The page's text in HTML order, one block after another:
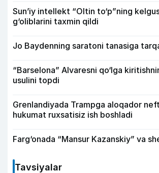
Sun’iy intellekt “Oltin to‘p”ning
g‘oliblarini taxmin qildi
Jo Baydenning saratoni tanasiga
“Barselona” Alvaresni qo‘lga
usulini topdi
Grenlandiyada Trampga aloqador
hukumat ruxsatisiz ish boshladi
Farg‘onada “Mansur Kazanskiy” va
Tavsiyalar